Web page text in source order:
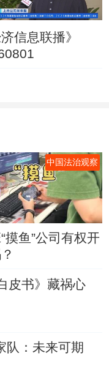
济信息联播》
中国法治观察
“摸鱼”公司有权开
皮书》藏祸心
队：未来可期